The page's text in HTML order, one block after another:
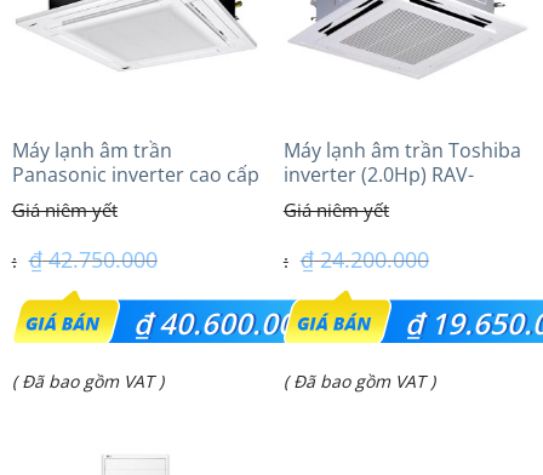
Máy lạnh âm trần
Panasonic inverter cao cấp
(5.0Hp) S-3448PU3HA/U-
43PRH1H5
₫42.750.000
Giá
gốc
là:
₫40.600.000
Giá
( Đã bao gồm VAT )
Máy lạnh âm trần Toshiba
inverter (2.0Hp) RAV-
GV1801AP-V
₫24.200.000
Giá
gốc
là:
₫
Giá
( Đã bao gồm VAT )